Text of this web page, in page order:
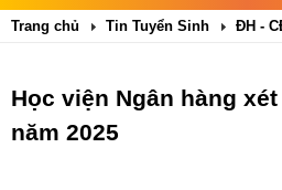
Trang chủ Tin Tuyển Sinh ĐH -
Học viện Ngân hàng
năm 2025